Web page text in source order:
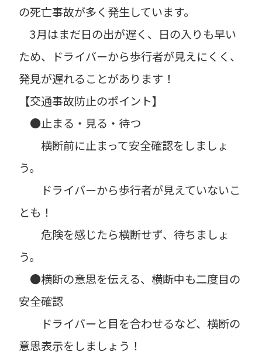
の死亡事故が多く発生しています。
3月はまだ日の出が遅く、日の入りも早い
ため、ドライバーから歩行者が見えにくく、
発見が遅れることがあります！
【交通事故防止のポイント】
●止まる・見る・待つ
横断前に止まって安全確認をしましょ
う。
ドライバーから歩行者が見えていないこ
とも！
危険を感じたら横断せず、待ちましょ
う。
●横断の意思を伝える、横断中も二度目の
安全確認
ドライバーと目を合わせるなど、横断の
意思表示をしましょう！